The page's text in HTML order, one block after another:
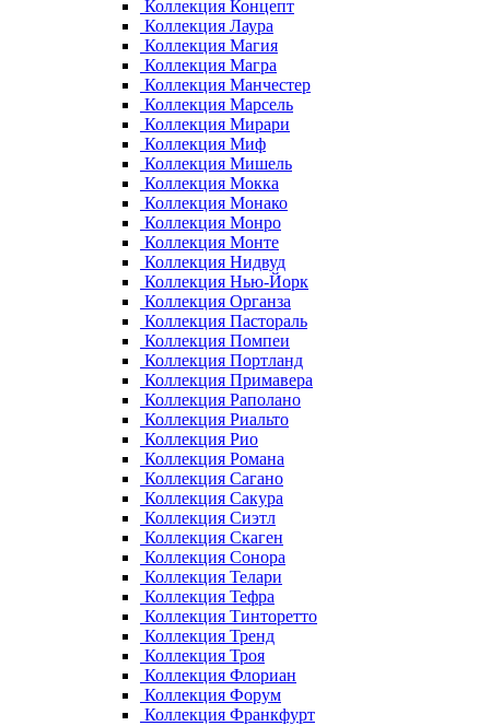
Коллекция Концепт
Коллекция Лаура
Коллекция Магия
Коллекция Магра
Коллекция Манчестер
Коллекция Марсель
Коллекция Мирари
Коллекция Миф
Коллекция Мишель
Коллекция Мокка
Коллекция Монако
Коллекция Монро
Коллекция Монте
Коллекция Нидвуд
Коллекция Нью-Йорк
Коллекция Органза
Коллекция Пастораль
Коллекция Помпеи
Коллекция Портланд
Коллекция Примавера
Коллекция Раполано
Коллекция Риальто
Коллекция Рио
Коллекция Романа
Коллекция Сагано
Коллекция Сакура
Коллекция Сиэтл
Коллекция Скаген
Коллекция Сонора
Коллекция Телари
Коллекция Тефра
Коллекция Тинторетто
Коллекция Тренд
Коллекция Троя
Коллекция Флориан
Коллекция Форум
Коллекция Франкфурт